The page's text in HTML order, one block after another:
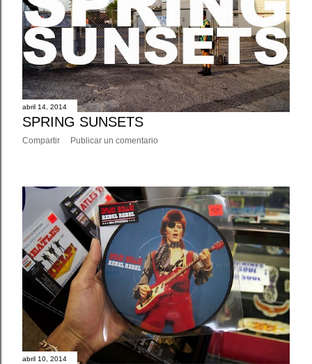
abril 14, 2014
SPRING SUNSETS
Compartir Publicar un comentario
abril 10, 2014